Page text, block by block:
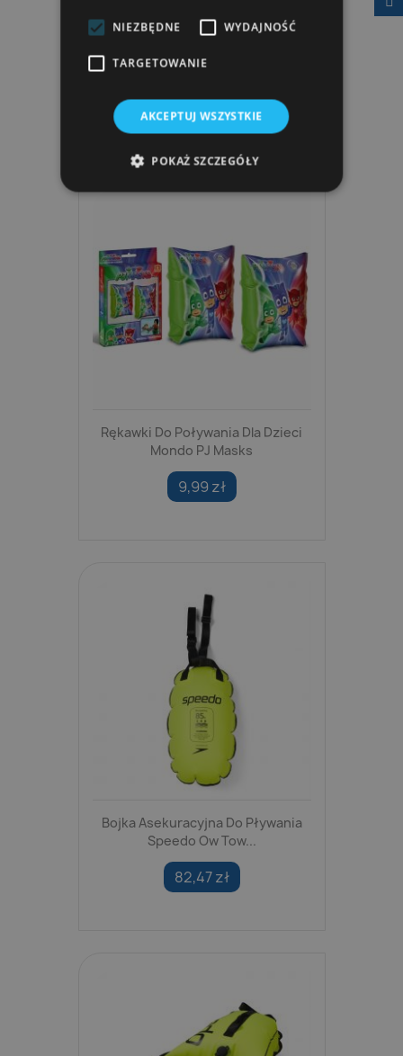
Lama I Przjaciele
9,99 zł
Rękawki Do Poływania Dla Dzieci
Mondo PJ Masks
9,99 zł
Bojka Asekuracyjna Do Pływania
Speedo Ow Tow...
82,47 zł
NIEZBĘDNE WYDAJNOŚĆ
TARGETOWANIE
AKCEPTUJ WSZYSTKIE
POKAŻ SZCZEGÓŁY